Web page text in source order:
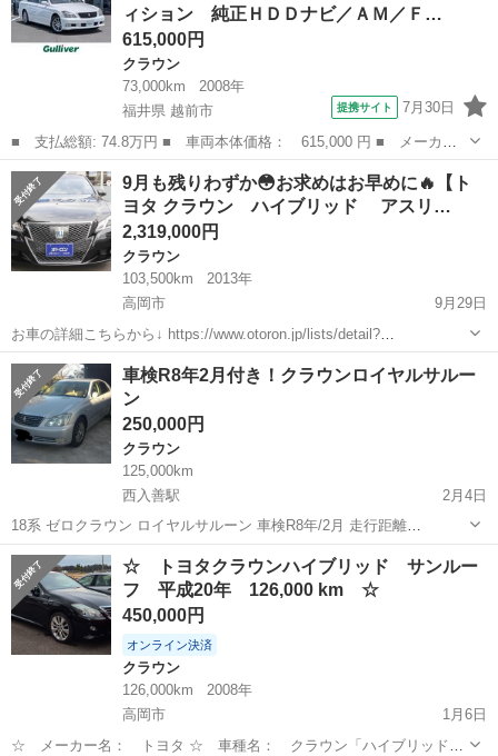
ンク移設 ロイヤ...ィション 純正ＨＤＤナビ／ＡＭ／Ｆ…
615,000円
クラウン
73,000km
2008年
福井県 越前市
提携サイト 7月30日
■ 支払総額: 74.8万円 ■ 車両本体価格： 615,000 円 ■ メーカー
名： トヨタ ■ 車種名： クラウン ■ グレード名： アスリー
ト プレミアムエディション 純正ＨＤＤナビ／ＡＭ／ＦＭ／フルセ
グ／ＣＤ／ＭＤ...
福井 越前市 クラウン
9月も残りわずか😳お求めはお早めに🔥【ト
ヨタ クラウン ハイブリッド アスリ…
2,319,000円
クラウン
103,500km
2013年
高岡市
9月29日
お車の詳細こちらから↓ https://www.otoron.jp/lists/detail?
carno=040360 来店不要で全国対応中🗾(※沖縄/北海道/離島除く) 携帯
さえあれば即日審査・契約もできちゃう✨...
富山 高岡市 クラウン アスリート
車検R8年2月付き！クラウンロイヤルサルー
ン
250,000円
クラウン
125,000km
西入善駅
2月4日
18系 ゼロクラウン ロイヤルサルーン 車検R8年/2月 走行距離
125,000km 社外スタッドレスタイヤ付き！ 走行関係に不具合無し ゼ
ロクラウンの寿命であるダッシュボード割れあり。 左側面ガリ傷あ
り。 マルチレス...
富山 下新川郡 西入善駅 クラウン 走行距離
☆ トヨタクラウンハイブリッド サンルー
フ 平成20年 126,000 km ☆
450,000円
オンライン決済
クラウン
126,000km
2008年
高岡市
1月6日
☆ メーカー名： トヨタ ☆ 車種名： クラウン「ハイブリッド」